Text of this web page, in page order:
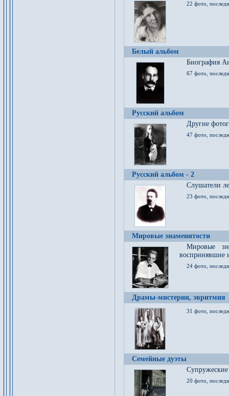
22 фото,
Белый альбом
Биография
67 фото,
Русский альбом
Другие
47 фото,
Русский альбом - 2
Cлушатели
23 фото,
Мировые знаменитости
Мировые
воспринявшие
24 фото,
Драмы-мистерии, эвритмия
31 фото,
Семейные дуэты
20 фото,